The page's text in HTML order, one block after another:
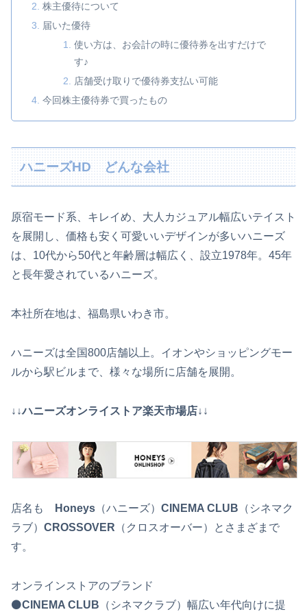
株主優待について
届いた優待
使い方は、お会計の時に優待券を出すだけで
す♪
店舗受け取りで優待券支払い可能
今回株主優待券で買ったもの
ハニーズHD どんな会社
原宿モード系、キレイめ、大人カジュアル幅広いテイスト
を展開し、価格も安く可愛いいデザインが多いハニーズ
は、10代から50代と年齢層は幅広く、設立1978年。45年
と長年愛されているハニーズ。
本社所在地は、福島県いわき市。
ハニーズは全国800店舗以上。イオンやショッピングモー
ルから駅ビルまで、様々な場所に店舗を展開。
↓↓ハニーズオンライストア楽天市場店↓ ↓
店名も Honeys （ハニーズ） CINEMA CLUB （シネマク
ラブ） CROSSOVER （クロスオーバー）とさまざまで
す。
オンラインストアのブランド
⚫️CINEMA CLUB （シネマクラブ）幅広い年代向けに提